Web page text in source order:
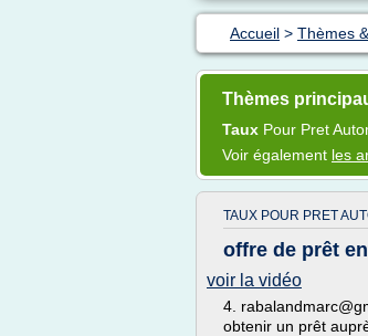
Accueil > Thèmes
Thèmes
Taux Pour Pret
Voir également les
TAUX POUR PRET
offre de prêt
voir la vidéo
4.
obtenir un prêt